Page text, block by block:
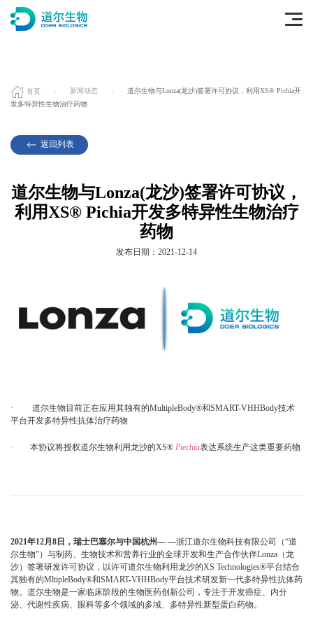
首页 新闻动态
道尔生物与Lonza(龙沙)签署许可协议，利用XS® Pichia开
发多特异性生物治疗药物
返回列表
道尔生物与Lonza(龙沙)签署许可协议，
利用XS® Pichia开发多特异性生物治疗
药物
发布日期：2021-12-14
· 道尔生物目前正在应用其独有的MultipleBody®和SMART-VHHBody技术
平台开发多特异性抗体治疗药物
· 本协议将授权道尔生物利用龙沙的XS® Piechia表达系统生产这类重要药物
2021年12月8日，瑞士巴塞尔与中国杭州— —浙江道尔生物科技有限公司（“道
尔生物”）与制药、生物技术和营养行业的全球开发和生产合作伙伴Lonza（龙
沙）签署研发许可协议，以许可道尔生物利用龙沙的XS Technologies®平台结合
其独有的MltipleBody®和SMART-VHHBody平台技术研发新一代多特异性抗体药
物。道尔生物是一家临床阶段的生物医药创新公司，专注于开发癌症、内分
泌、代谢性疾病、眼科等多个领域的多域、多特异性新型蛋白药物。